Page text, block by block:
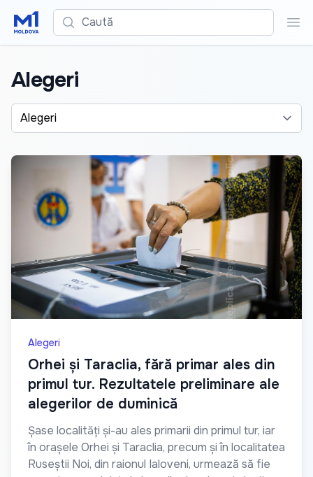
Caută
Alegeri
Alege o categorie
Alegeri
Orhei și Taraclia, fără primar ales din
primul tur. Rezultatele preliminare ale
alegerilor de duminică
Șase localități și-au ales primarii din primul tur, iar
în orașele Orhei și Taraclia, precum și în localitatea
Ruseștii Noi, din raionul Ialoveni, urmează să fie